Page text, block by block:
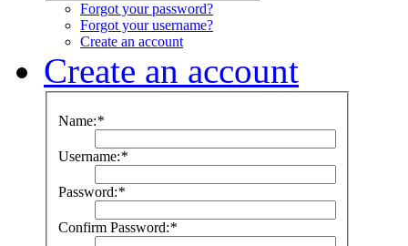
Forgot your password?
Forgot your username?
Create an account
Create an account
Name:*
Username:*
Password:*
Confirm Password:*